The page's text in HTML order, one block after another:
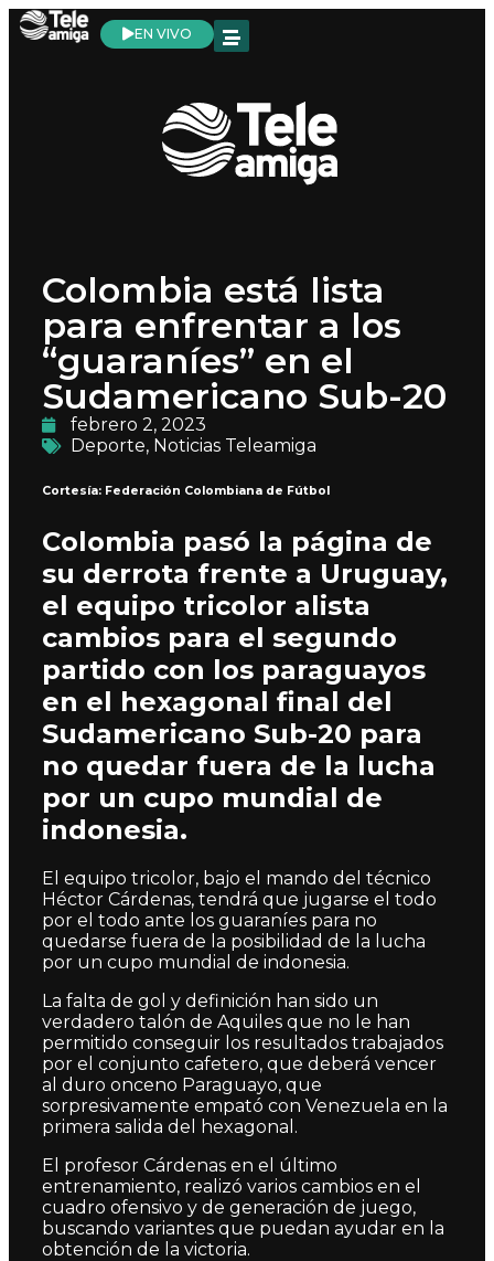
EN VIVO
Colombia está lista
para enfrentar a los
“guaraníes” en el
Sudamericano Sub-20
febrero 2, 2023
Deporte, Noticias Teleamiga
Cortesía: Federación Colombiana de Fútbol
Colombia pasó la página de
su derrota frente a Uruguay,
el equipo tricolor alista
cambios para el segundo
partido con los paraguayos
en el hexagonal final del
Sudamericano Sub-20 para
no quedar fuera de la lucha
por un cupo mundial de
indonesia.
El equipo tricolor, bajo el mando del técnico
Héctor Cárdenas, tendrá que jugarse el todo
por el todo ante los guaraníes para no
quedarse fuera de la posibilidad de la lucha
por un cupo mundial de indonesia.
La falta de gol y definición han sido un
verdadero talón de Aquiles que no le han
permitido conseguir los resultados trabajados
por el conjunto cafetero, que deberá vencer
al duro onceno Paraguayo, que
sorpresivamente empató con Venezuela en la
primera salida del hexagonal.
El profesor Cárdenas en el último
entrenamiento, realizó varios cambios en el
cuadro ofensivo y de generación de juego,
buscando variantes que puedan ayudar en la
obtención de la victoria.